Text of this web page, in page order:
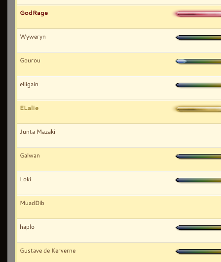
GodRage
Wyweryn
Gourou
elligain
ELalie
Junta Mazaki
Galwan
Loki
MuadDib
haplo
Gustave de Kerverne